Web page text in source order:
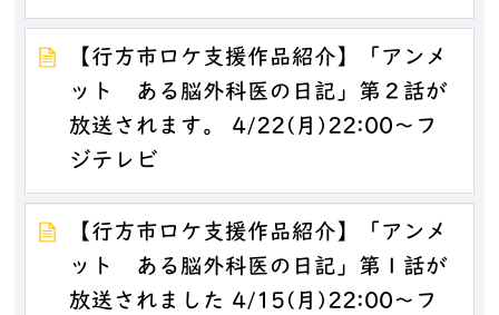
【行方市ロケ支援作品紹介】「アンメ
ット ある脳外科医の日記」第２話が
放送されます。 4/22(月)22:00～フ
ジテレビ
【行方市ロケ支援作品紹介】「アンメ
ット ある脳外科医の日記」第１話が
放送されました 4/15(月)22:00～フ